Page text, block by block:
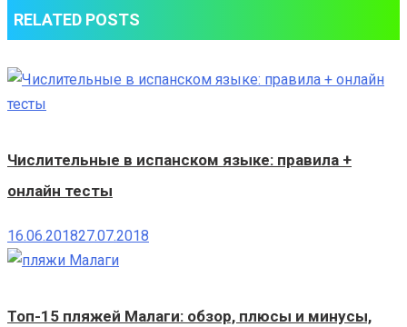
RELATED POSTS
Числительные в испанском языке: правила +
онлайн тесты
16.06.201827.07.2018
Топ-15 пляжей Малаги: обзор, плюсы и минусы,